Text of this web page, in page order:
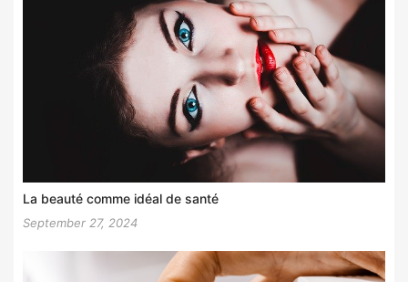
La beauté comme idéal de santé
September 27, 2024